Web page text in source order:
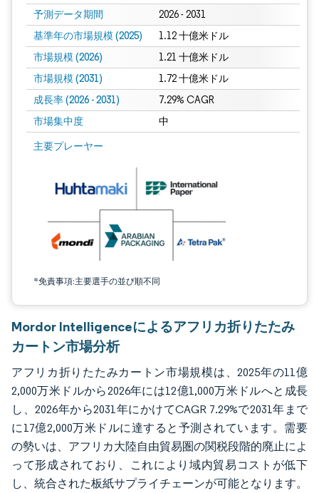
予測データ期間 2026 - 2031
基準年の市場規模 (2025) 1.12 十億米ドル
市場規模 (2026) 1.21 十億米ドル
市場規模 (2031) 1.72 十億米ドル
成長率 (2026 - 2031) 7.29% CAGR
市場集中度 中
主要プレーヤー
*免責事項:主要選手の並び順不同
画像 © Mordor Intelligence。再利用にはCC BY 4.0の表示が必要です。
Mordor Intelligenceによるアフリカ折りたたみ
カートン市場分析
アフリカ折りたたみカートン市場規模は、2025年の11億
2,000万米ドルから2026年には12億1,000万米ドルへと成長
し、2026年から2031年にかけてCAGR 7.29%で2031年まで
に17億2,000万米ドルに達すると予測されています。需要
の勢いは、アフリカ大陸自由貿易圏の関税段階的廃止によ
って形成されており、これにより域内貿易コストが低下
し、統合された板紙サプライチェーンが可能となります。